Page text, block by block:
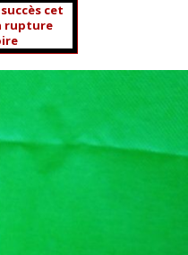
cet
rupture